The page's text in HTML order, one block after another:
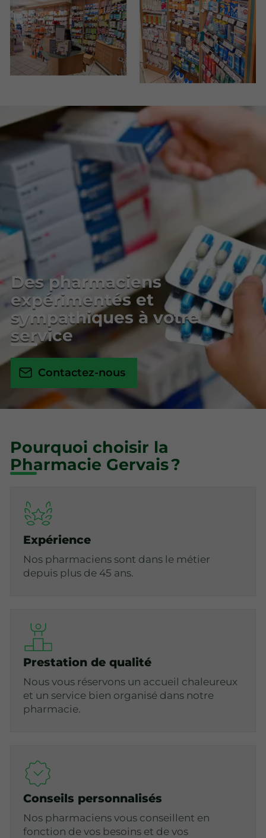
Des pharmaciens
expérimentés et
sympathiques à votre
service
Contactez-nous
Pourquoi choisir la
Pharmacie Gervais ?
Expérience
Nos pharmaciens sont dans le métier
depuis plus de 45 ans.
Prestation de qualité
Nous vous réservons un accueil chaleureux
et un service bien organisé dans notre
pharmacie.
Conseils personnalisés
Nos pharmaciens vous conseillent en
fonction de vos besoins et de vos